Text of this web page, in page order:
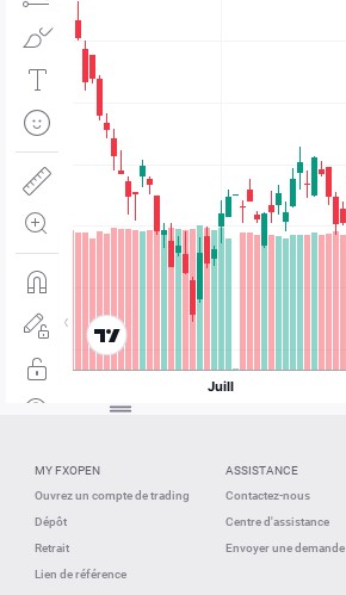
MY FXOPEN
Ouvrez un compte de trading
Dépôt
Retrait
Lien de référence
ASSISTANCE
Contactez-nous
Centre d'assistance
Envoyer une demande